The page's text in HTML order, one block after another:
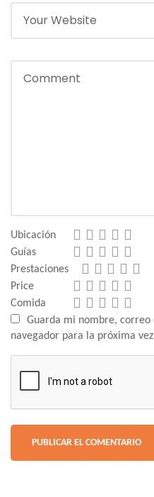
Ubicación
Guías
Prestaciones
Price
Comida
Guarda mi nombre,
navegador para la próxima